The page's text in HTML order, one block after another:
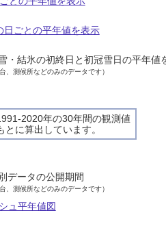
日ごとの平年値を表示
・結氷の初終日と初冠雪日の平年値
台、測候所などのみのデータです）
2020年の30年間の観測値
とに算出しています。
データの公開期間
台、測候所などのみのデータです）
ュ平年値図